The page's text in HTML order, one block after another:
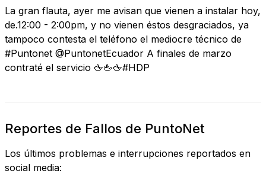
La gran flauta, ayer me avisan que vienen a instalar hoy,
de.12:00 - 2:00pm, y no vienen éstos desgraciados, ya
tampoco contesta el teléfono el mediocre técnico de
#Puntonet @PuntonetEcuador A finales de marzo
contraté el servicio 🖕🖕🖕#HDP
Reportes de Fallos de PuntoNet
Los últimos problemas e interrupciones reportados en
social media: